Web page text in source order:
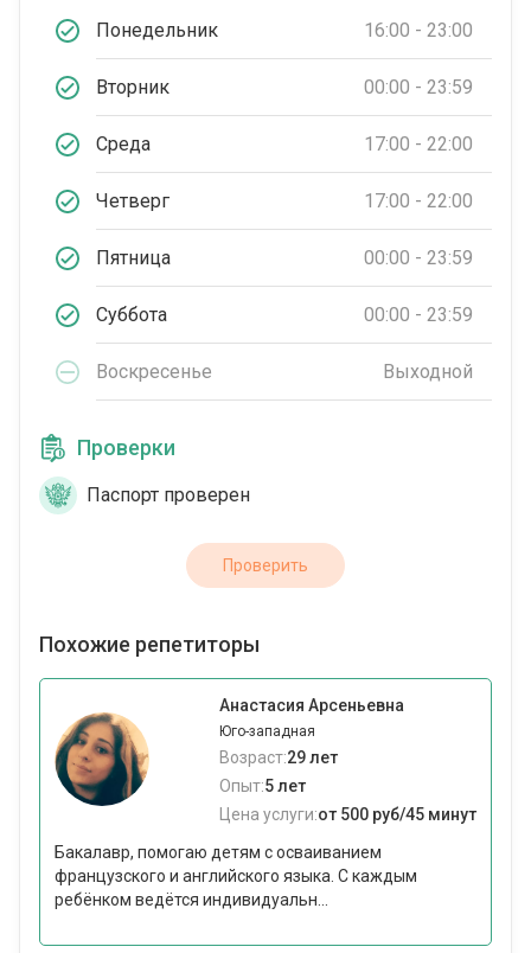
Понедельник 16:00 - 23:00
Вторник 00:00 - 23:59
Среда 17:00 - 22:00
Четверг 17:00 - 22:00
Пятница 00:00 - 23:59
Суббота 00:00 - 23:59
Воскресенье Выходной
Проверки
Паспорт проверен
Проверить
Похожие репетиторы
Анастасия Арсеньевна
Юго-западная
Возраст:29 лет
Опыт:5 лет
Цена услуги:от 500 руб/45 минут
Бакалавр, помогаю детям с осваиванием
французского и английского языка. С каждым
ребёнком ведётся индивидуальн...